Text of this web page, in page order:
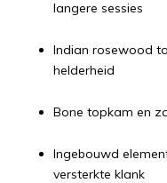
langere sessies
Indian rosewood
helderheid
Bone topkam en
Ingebouwd
versterkte klank